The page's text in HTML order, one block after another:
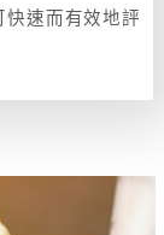
快速而有效地評